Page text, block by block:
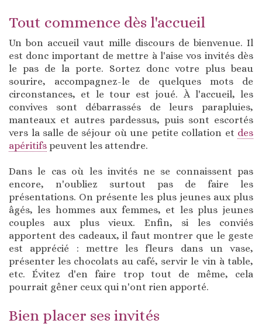
Tout commence dès l'accueil
Un bon accueil vaut mille discours de bienvenue. Il
est donc important de mettre à l'aise vos invités dès
le pas de la porte. Sortez donc votre plus beau
sourire, accompagnez-le de quelques mots de
circonstances, et le tour est joué. À l'accueil, les
convives sont débarrassés de leurs parapluies,
manteaux et autres pardessus, puis sont escortés
vers la salle de séjour où une petite collation et des
apéritifs peuvent les attendre.
Dans le cas où les invités ne se connaissent pas
encore, n'oubliez surtout pas de faire les
présentations. On présente les plus jeunes aux plus
âgés, les hommes aux femmes, et les plus jeunes
couples aux plus vieux. Enfin, si les conviés
apportent des cadeaux, il faut montrer que le geste
est apprécié : mettre les fleurs dans un vase,
présenter les chocolats au café, servir le vin à table,
etc. Évitez d'en faire trop tout de même, cela
pourrait gêner ceux qui n'ont rien apporté.
Bien placer ses invités